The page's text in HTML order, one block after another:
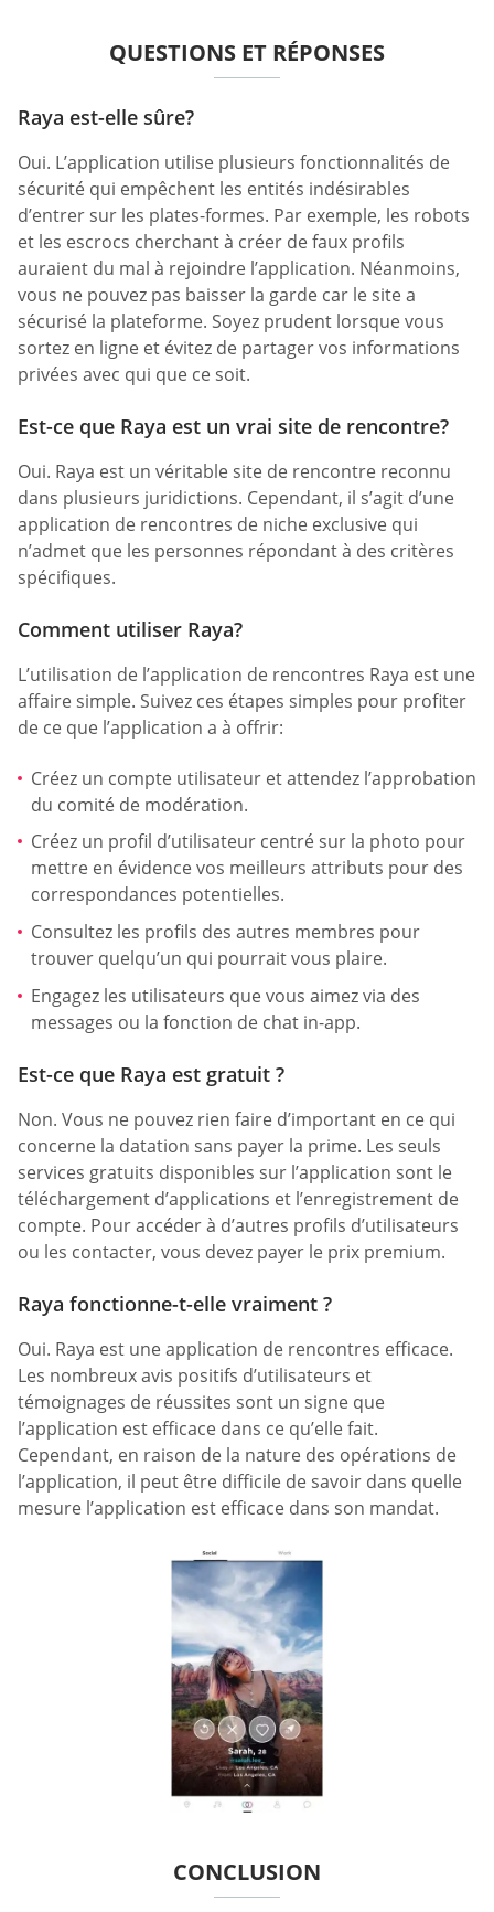
QUESTIONS ET RÉPONSES
Raya est-elle sûre?
Oui. L’application utilise plusieurs fonctionnalités de
sécurité qui empêchent les entités indésirables
d’entrer sur les plates-formes. Par exemple, les robots
et les escrocs cherchant à créer de faux profils
auraient du mal à rejoindre l’application. Néanmoins,
vous ne pouvez pas baisser la garde car le site a
sécurisé la plateforme. Soyez prudent lorsque vous
sortez en ligne et évitez de partager vos informations
privées avec qui que ce soit.
Est-ce que Raya est un vrai site de rencontre?
Oui. Raya est un véritable site de rencontre reconnu
dans plusieurs juridictions. Cependant, il s’agit d’une
application de rencontres de niche exclusive qui
n’admet que les personnes répondant à des critères
spécifiques.
Comment utiliser Raya?
L’utilisation de l’application de rencontres Raya est une
affaire simple. Suivez ces étapes simples pour profiter
de ce que l’application a à offrir:
Créez un compte utilisateur et attendez l’approbation
du comité de modération.
Créez un profil d’utilisateur centré sur la photo pour
mettre en évidence vos meilleurs attributs pour des
correspondances potentielles.
Consultez les profils des autres membres pour
trouver quelqu’un qui pourrait vous plaire.
Engagez les utilisateurs que vous aimez via des
messages ou la fonction de chat in-app.
Est-ce que Raya est gratuit ?
Non. Vous ne pouvez rien faire d’important en ce qui
concerne la datation sans payer la prime. Les seuls
services gratuits disponibles sur l’application sont le
téléchargement d’applications et l’enregistrement de
compte. Pour accéder à d’autres profils d’utilisateurs
ou les contacter, vous devez payer le prix premium.
Raya fonctionne-t-elle vraiment ?
Oui. Raya est une application de rencontres efficace.
Les nombreux avis positifs d’utilisateurs et
témoignages de réussites sont un signe que
l’application est efficace dans ce qu’elle fait.
Cependant, en raison de la nature des opérations de
l’application, il peut être difficile de savoir dans quelle
mesure l’application est efficace dans son mandat.
CONCLUSION